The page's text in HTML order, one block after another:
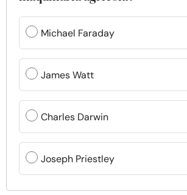
Michael Faraday
James Watt
Charles Darwin
Joseph Priestley